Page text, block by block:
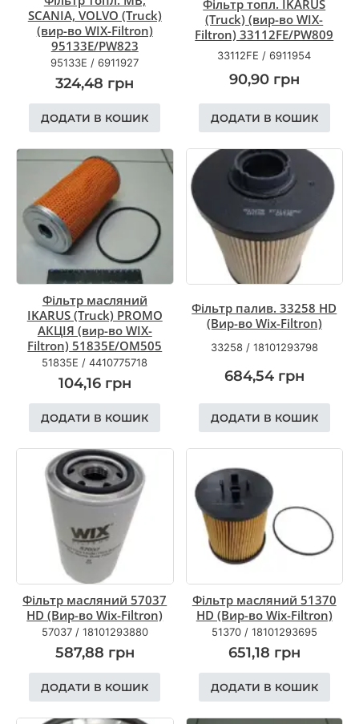
SCANIA, VOLVO (Truck)
(вир-во WIX-Filtron)
95133E/PW823
95133E /6911927
324,48 грн
ДОДАТИ В КОШИК
Фільтр топл. IKARUS
(Truck) (вир-во WIX-
Filtron) 33112FE/PW809
33112FE /6911954
90,90 грн
ДОДАТИ В КОШИК
Фільтр масляний
IKARUS (Truck) PROMO
АКЦІЯ (вир-во WIX-
Filtron) 51835E/OM505
51835E /4410775718
104,16 грн
ДОДАТИ В КОШИК
Фільтр палив. 33258 HD
(Вир-во Wix-Filtron)
33258/ 18101293798
684,54 грн
ДОДАТИ В КОШИК
Фільтр масляний 57037
HD (Вир-во Wix-Filtron)
57037/ 18101293880
587,88 грн
ДОДАТИ В КОШИК
Фільтр масляний 51370
HD (Вир-во Wix-Filtron)
51370/ 18101293695
651,18 грн
ДОДАТИ В КОШИК